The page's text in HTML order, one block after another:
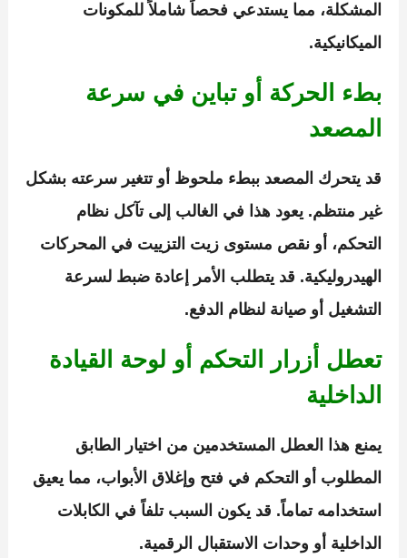
المشكلة، مما يستدعي فحصاً شاملاً للمكونات
الميكانيكية.
بطء الحركة أو تباين في سرعة
المصعد
قد يتحرك المصعد ببطء ملحوظ أو تتغير سرعته بشكل
غير منتظم. يعود هذا في الغالب إلى تآكل نظام
التحكم، أو نقص مستوى زيت التزييت في المحركات
الهيدروليكية. قد يتطلب الأمر إعادة ضبط لسرعة
التشغيل أو صيانة لنظام الدفع.
تعطل أزرار التحكم أو لوحة القيادة
الداخلية
يمنع هذا العطل المستخدمين من اختيار الطابق
المطلوب أو التحكم في فتح وإغلاق الأبواب، مما يعيق
استخدامه تماماً. قد يكون السبب تلفاً في الكابلات
الداخلية أو وحدات الاستقبال الرقمية.